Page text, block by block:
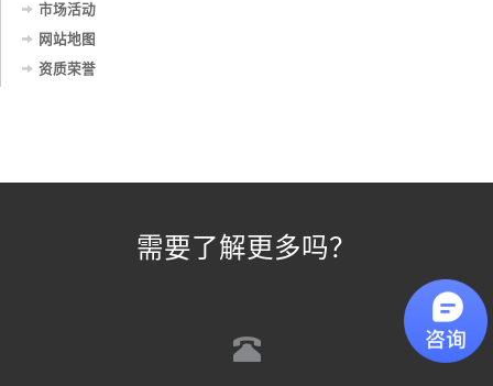
市场活动
网站地图
资质荣誉
需要了解更多吗？